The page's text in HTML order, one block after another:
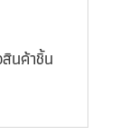
นค้าชิ้น